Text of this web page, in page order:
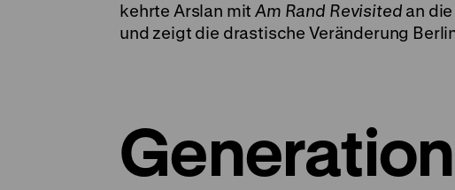
kehrte Arslan mitAm Rand Revisited an
und zeigt die drastische Veränderung